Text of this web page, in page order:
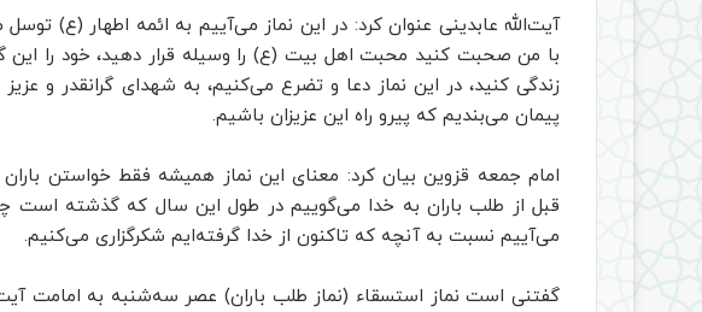
آیت‌الله عابدینی عنوان کرد: در این نماز می‌آییم به ائمه اطهار (ع)
با من صحبت کنید محبت اهل بیت (ع) را وسیله قرار دهید، خود را
زندگی کنید، در این نماز دعا و تضرع می‌کنیم، به شهدای گرانقدر و
پیمان می‌بندیم که پیرو راه این عزیزان باشیم.
امام جمعه قزوین بیان کرد: معنای این نماز همیشه فقط خواستن
قبل از طلب باران به خدا می‌گوییم در طول این سال که گذشته است
می‌آییم نسبت به آنچه که تاکنون از خدا گرفته‌ایم شکرگزاری می‌کنیم.
گفتنی است نماز استسقاء (نماز طلب باران) عصر سه‌شنبه به امامت